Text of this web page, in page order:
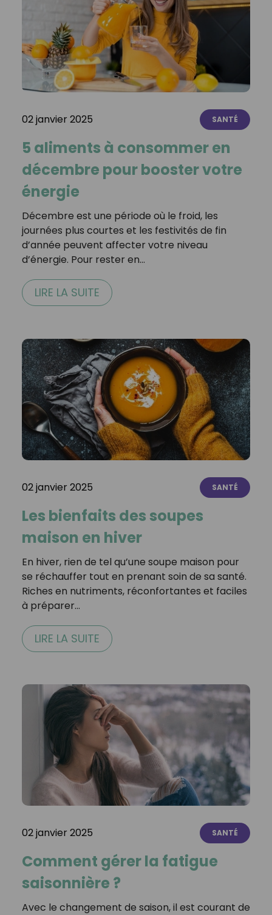
02 janvier 2025 SANTÉ
5 aliments à consommer en
décembre pour booster votre
énergie
Décembre est une période où le froid, les
journées plus courtes et les festivités de fin
d’année peuvent affecter votre niveau
d’énergie. Pour rester en…
LIRE LA SUITE
02 janvier 2025 SANTÉ
Les bienfaits des soupes
maison en hiver
En hiver, rien de tel qu’une soupe maison pour
se réchauffer tout en prenant soin de sa santé.
Riches en nutriments, réconfortantes et faciles
à préparer…
LIRE LA SUITE
02 janvier 2025 SANTÉ
Comment gérer la fatigue
saisonnière ?
Avec le changement de saison, il est courant de